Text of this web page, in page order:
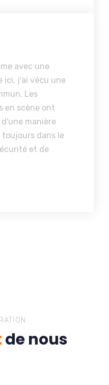
avec une
ici, j'ai vécu une
Les
en scène ont
manière
dans le
et de
de nous